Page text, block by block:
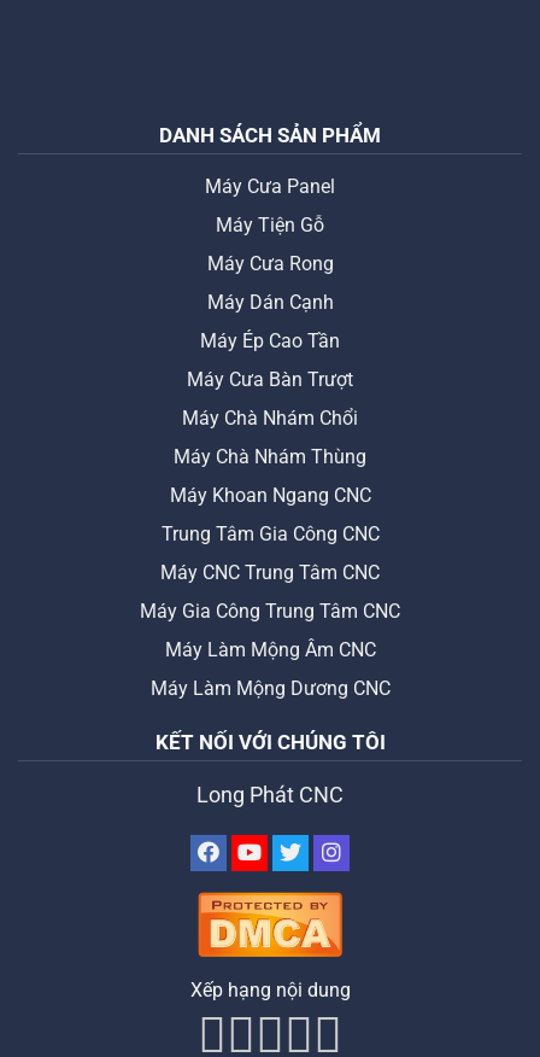
DANH SÁCH SẢN PHẨM
Máy Cưa Panel
Máy Tiện Gỗ
Máy Cưa Rong
Máy Dán Cạnh
Máy Ép Cao Tần
Máy Cưa Bàn Trượt
Máy Chà Nhám Chổi
Máy Chà Nhám Thùng
Máy Khoan Ngang CNC
Trung Tâm Gia Công CNC
Máy CNC Trung Tâm CNC
Máy Gia Công Trung Tâm CNC
Máy Làm Mộng Âm CNC
Máy Làm Mộng Dương CNC
KẾT NỐI VỚI CHÚNG TÔI
Long Phát CNC
Xếp hạng nội dung